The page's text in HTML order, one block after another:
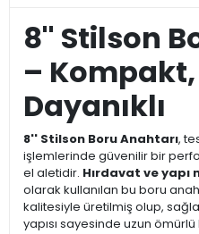
8'' Stilson
–
Dayanıklı
8'' Stilson Boru Anahtarı,
işlemlerinde güvenilir bir
el aletidir. Hırdavat ve yapı
olarak kullanılan bu boru
kalitesiyle üretilmiş olup,
yapısı sayesinde uzun ömürlü